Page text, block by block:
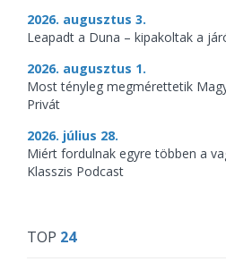
2026. augusztus 3.
Leapadt a Duna – kipakoltak a
2026. augusztus 1.
Most tényleg megmérettetik
Privát
2026. július 28.
Miért fordulnak egyre többen a
Klasszis Podcast
TOP 24